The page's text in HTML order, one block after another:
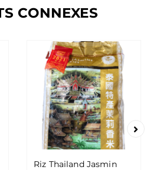
CONNEXES
Riz Thailand Jasmin